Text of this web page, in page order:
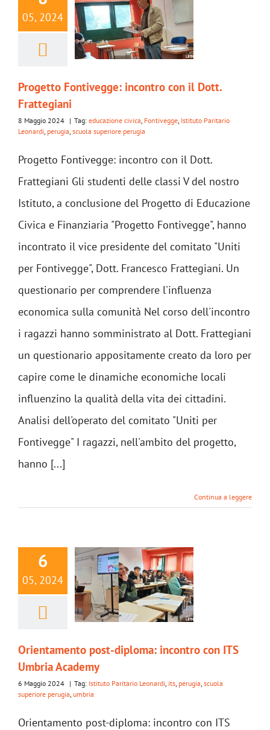
05, 2024
Progetto Fontivegge: incontro con il Dott.
Frattegiani
8 Maggio 2024 | Tag: educazione civica Fontivegge Istituto Paritario
Leonardi perugia scuola superiore perugia
Progetto Fontivegge: incontro con il Dott.
Frattegiani Gli studenti delle classi V del nostro
Istituto, a conclusione del Progetto di Educazione
Civica e Finanziaria "Progetto Fontivegge", hanno
incontrato il vice presidente del comitato "Uniti
per Fontivegge", Dott. Francesco Frattegiani. Un
questionario per comprendere l'influenza
economica sulla comunità Nel corso dell'incontro
i ragazzi hanno somministrato al Dott. Frattegiani
un questionario appositamente creato da loro per
capire come le dinamiche economiche locali
influenzino la qualità della vita dei cittadini.
Analisi dell'operato del comitato "Uniti per
Fontivegge" I ragazzi, nell'ambito del progetto,
hanno [...]
Continua a leggere
6
05, 2024
Orientamento post-diploma: incontro con ITS
Umbria Academy
6 Maggio 2024 | Tag: Istituto Paritario Leonardi its perugia scuola
superiore perugia umbria
Orientamento post-diploma: incontro con ITS